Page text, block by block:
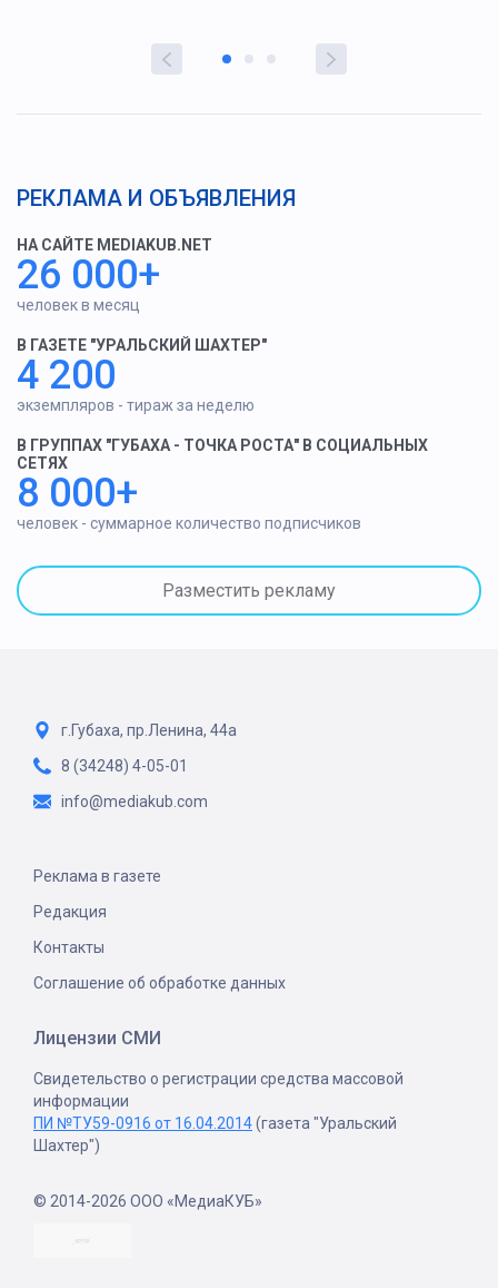
РЕКЛАМА И ОБЪЯВЛЕНИЯ
НА САЙТЕ MEDIAKUB.NET
26 000+
человек в месяц
В ГАЗЕТЕ "УРАЛЬСКИЙ ШАХТЕР"
4 200
экземпляров - тираж за неделю
В ГРУППАХ "ГУБАХА - ТОЧКА РОСТА" В СОЦИАЛЬНЫХ
СЕТЯХ
8 000+
человек - суммарное количество подписчиков
Разместить рекламу
г.Губаха, пр.Ленина, 44а
8 (34248) 4-05-01
info@mediakub.com
Реклама в газете
Редакция
Контакты
Соглашение об обработке данных
Лицензии СМИ
Свидетельство о регистрации средства массовой
информации
ПИ №ТУ59-0916 от 16.04.2014(газета "Уральский
Шахтер")
© 2014-2026 ООО «МедиаКУБ»